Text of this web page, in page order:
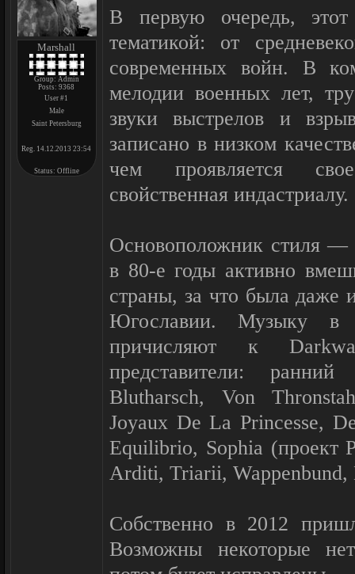
Marshall
Group: Admin
Posts:9368
User #1
Male
Saint Petersburg
Reg. 14.12.2013 23:54
Status: Offline
В первую очередь, этот
тематикой: от
современных войн. В
мелодии военных лет,
звуки выстрелов и
записано в низком
чем проявляется
свойственная индастриалу.
Основоположник стиля —
в 80-е годы активно
страны, за что была даже
Югославии. Музыку в
причисляют к
представители:
Blutharsch, Von
Joyaux De La Princesse,
Equilibrio, Sophia (проект
Arditi, Triarii, Wappenbund,
Собственно в 2012
Возможны некоторые